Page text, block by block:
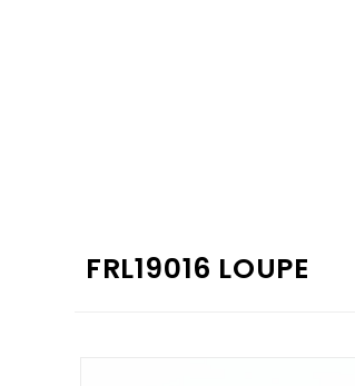
FRL19016 LOUPE